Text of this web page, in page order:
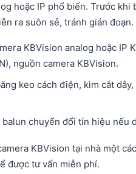
hoặc IP phổ biến. Trước khi
ra suôn sẻ, tránh gián đoạn.​
KBVision analog hoặc IP
nguồn camera KBVision.
keo cách điện, kìm cắt
chuyển đổi tín hiệu nếu
KBVision tại nhà một
được tư vấn miễn phí.